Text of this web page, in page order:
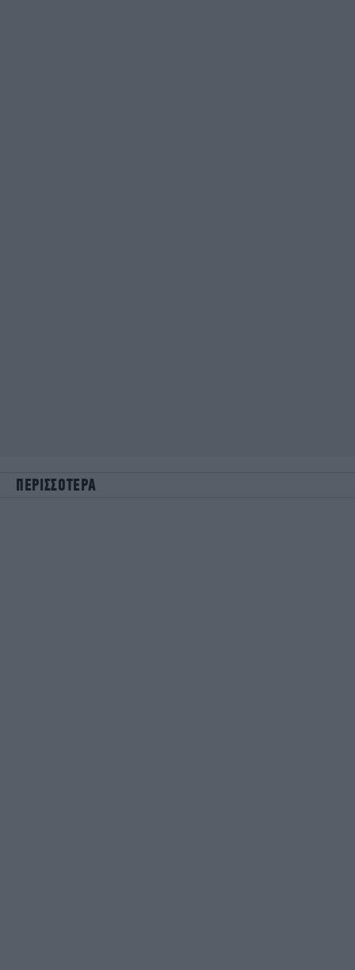
ΠΕΡΙΣΣΟΤΕΡΑ